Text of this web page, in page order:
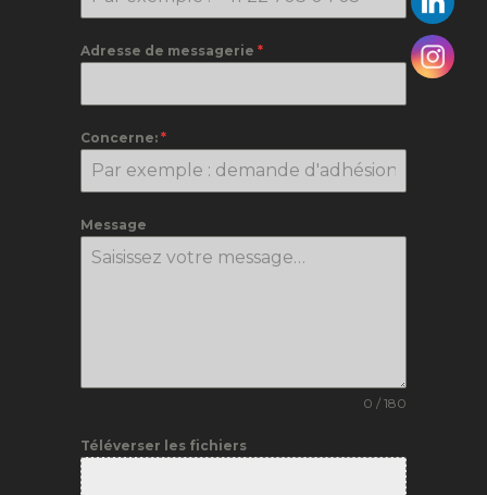
Adresse de messagerie *
Concerne: *
Message
0 / 180
Téléverser les fichiers